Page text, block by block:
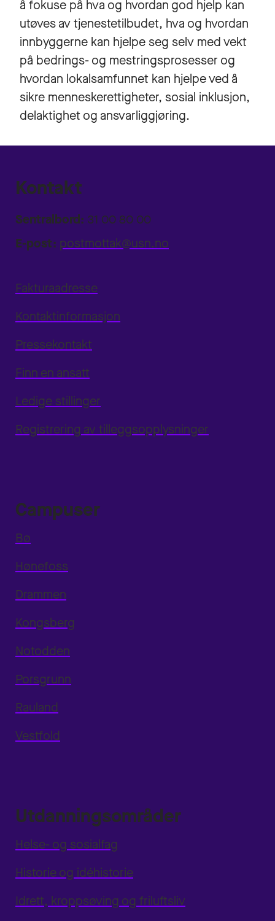
å fokuse på hva og hvordan god hjelp kan
utøves av tjenestetilbudet, hva og hvordan
innbyggerne kan hjelpe seg selv med vekt
på bedrings- og mestringsprosesser og
hvordan lokalsamfunnet kan hjelpe ved å
sikre menneskerettigheter, sosial inklusjon,
delaktighet og ansvarliggjøring.
Kontakt
Sentralbord: 31 00 80 00
E-post: postmottak@usn.no
Fakturaadresse
Kontaktinformasjon
Pressekontakt
Finn en ansatt
Ledige stillinger
Registrering av tilleggsopplysninger
Campuser
Bø
Hønefoss
Drammen
Kongsberg
Notodden
Porsgrunn
Rauland
Vestfold
Utdanningsområder
Helse- og sosialfag
Historie og idéhistorie
Idrett, kroppsøving og friluftsliv